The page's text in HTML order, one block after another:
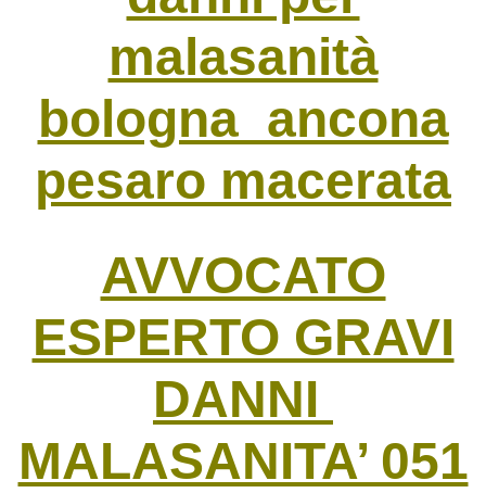
p
malasanità
bologna ancona
pesaro macerata
AVVOCATO
ESPERTO GRAVI
DANNI
MALASANITA’ 051